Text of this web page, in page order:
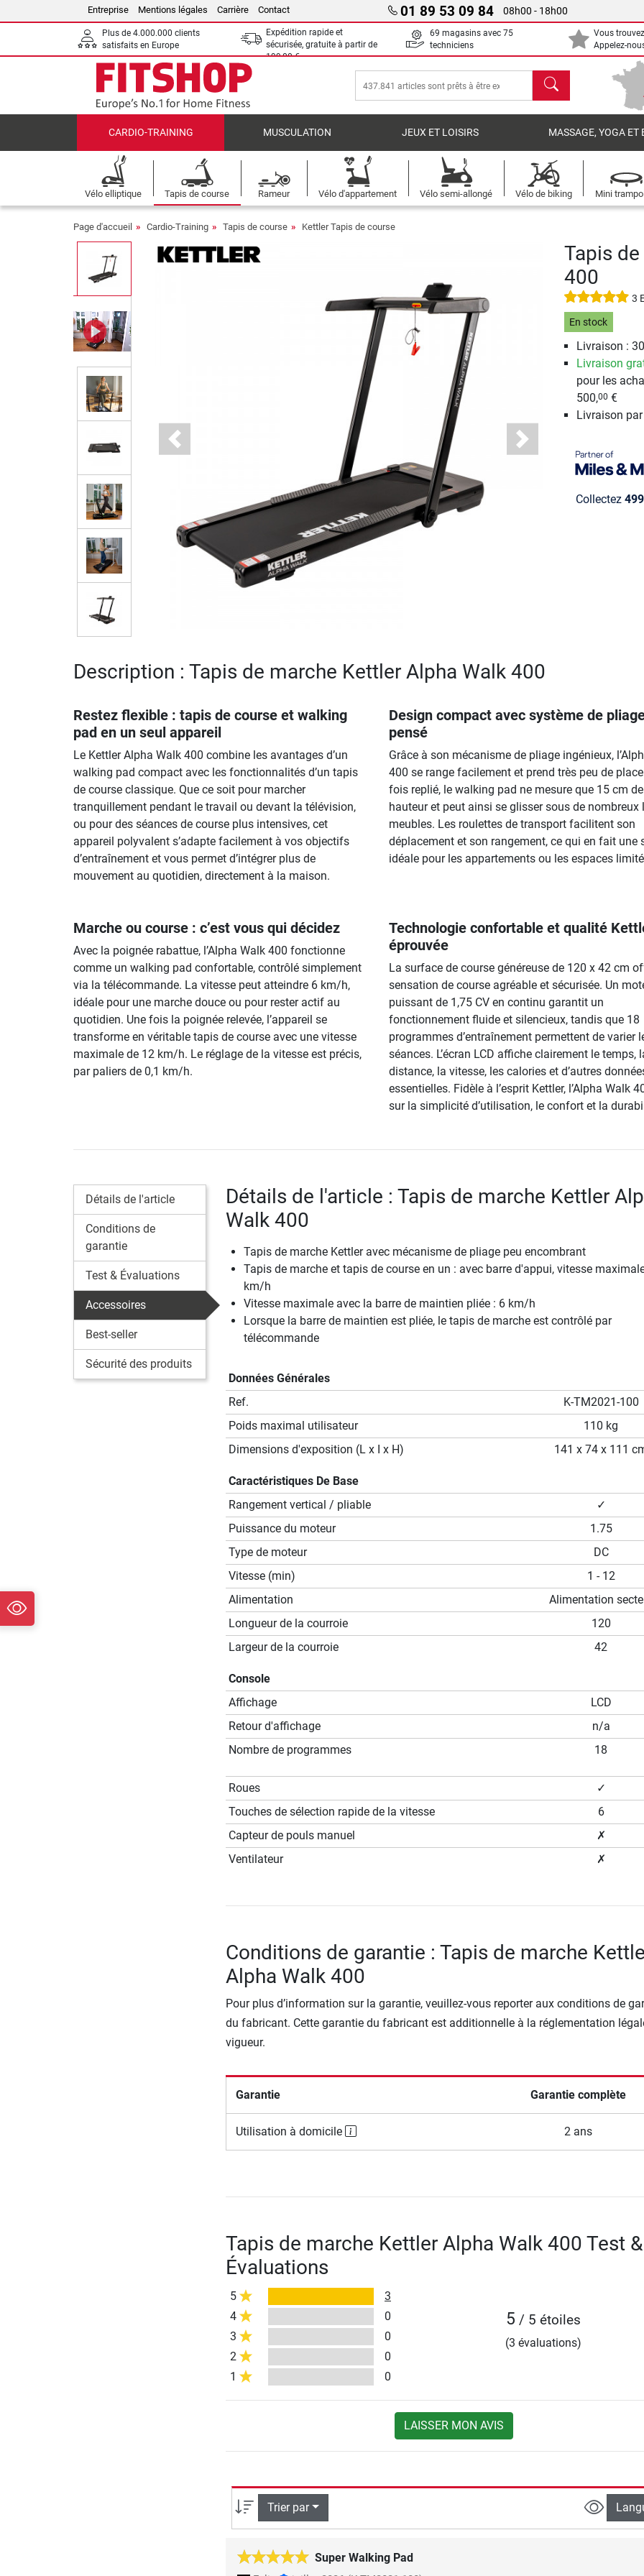
Entreprise Mentions légales Carrière Contact 01 89 53 09 84 08h00 - 18h00
Plus de 4.000.000 clients
satisfaits en Europe
Expédition rapide et
sécurisée, gratuite à partir de
199,00 €
69 magasins avec 75
techniciens
Vous
Appelez-
chercher
CARDIO-TRAINING MUSCULATION JEUX ET LOISIRS MASSAGE, YOGA ET
Vélo elliptique Tapis de course Rameur Vélo d'appartement Vélo semi-allongé Vélo de biking Mini
Page d'accueil Cardio-Training Tapis de course Kettler Tapis de course
Previous Next
Tapis
400
3
En stock
Livraison :
Livraison
pour les
500,00 €
Livraison
Collectez 499
Description : Tapis de marche Kettler Alpha Walk 400
Restez flexible : tapis de course et walking
pad en un seul appareil
Le Kettler Alpha Walk 400 combine les avantages d’un
walking pad compact avec les fonctionnalités d’un tapis
de course classique. Que ce soit pour marcher
tranquillement pendant le travail ou devant la télévision,
ou pour des séances de course plus intensives, cet
appareil polyvalent s’adapte facilement à vos objectifs
d’entraînement et vous permet d’intégrer plus de
mouvement au quotidien, directement à la maison.
Design compact avec système de
pensé
Grâce à son mécanisme de pliage ingénieux,
400 se range facilement et prend très peu de
fois replié, le walking pad ne mesure que 15 cm de
hauteur et peut ainsi se glisser sous de nombreux
meubles. Les roulettes de transport facilitent son
déplacement et son rangement, ce qui en fait une
idéale pour les appartements ou les espaces
Marche ou course : c’est vous qui décidez
Avec la poignée rabattue, l’Alpha Walk 400 fonctionne
comme un walking pad confortable, contrôlé simplement
via la télécommande. La vitesse peut atteindre 6 km/h,
idéale pour une marche douce ou pour rester actif au
quotidien. Une fois la poignée relevée, l’appareil se
transforme en véritable tapis de course avec une vitesse
maximale de 12 km/h. Le réglage de la vitesse est précis,
par paliers de 0,1 km/h.
Technologie confortable et qualité
éprouvée
La surface de course généreuse de 120 x 42 cm
sensation de course agréable et sécurisée. Un
puissant de 1,75 CV en continu garantit un
fonctionnement fluide et silencieux, tandis que 18
programmes d’entraînement permettent de varier
séances. L’écran LCD affiche clairement le temps,
distance, la vitesse, les calories et d’autres
essentielles. Fidèle à l’esprit Kettler, l’Alpha Walk
sur la simplicité d’utilisation, le confort et la
Détails de l'article
Conditions de
garantie
Test & Évaluations
Accessoires
Best-seller
Sécurité des produits
Détails de l'article : Tapis de marche Kettler
Walk 400
Tapis de marche Kettler avec mécanisme de pliage peu encombrant
Tapis de marche et tapis de course en un : avec barre d'appui, vitesse
km/h
Vitesse maximale avec la barre de maintien pliée : 6 km/h
Lorsque la barre de maintien est pliée, le tapis de marche est contrôlé par
télécommande
Données Générales
Ref.
K-TM2021-100
Poids maximal utilisateur
110 kg
Dimensions d'exposition (L x I x H)
141 x 74 x 111
Caractéristiques De Base
Rangement vertical / pliable
✓
Puissance du moteur
1.75
Type de moteur
DC
Vitesse (min)
1 - 12
Alimentation
Alimentation
Longueur de la courroie
120
Largeur de la courroie
42
Console
Affichage
LCD
Retour d'affichage
n/a
Nombre de programmes
18
Roues
✓
Touches de sélection rapide de la vitesse
6
Capteur de pouls manuel
✗
Ventilateur
✗
Conditions de garantie : Tapis de marche
Alpha Walk 400
Pour plus d’information sur la garantie, veuillez-vous reporter aux conditions de
du fabricant. Cette garantie du fabricant est additionnelle à la réglementation
vigueur.
Garantie Garantie complète
Utilisation à domicile 2 ans
Tapis de marche Kettler Alpha Walk 400 Test &
Évaluations
5
3
4
0
3
0
2
0
1
0
5 / 5 étoiles
(3 évaluations)
LAISSER MON AVIS
Trier par
Super Walking Pad